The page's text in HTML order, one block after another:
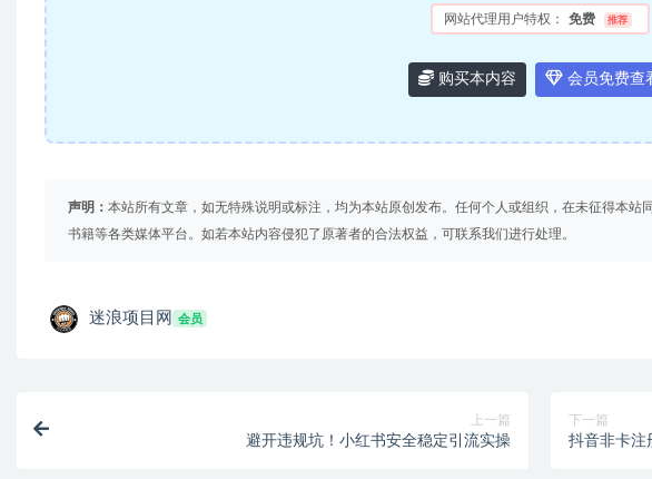
网站代理用户特权： 免费 推荐
购买本内容 会员免费查
声明： 本站所有文章，如无特殊说明或标注，均为本站原创发布。任何个人或组织，在未征得本站
书籍等各类媒体平台。如若本站内容侵犯了原著者的合法权益，可联系我们进行处理。
迷浪项目网 会员
上一篇
避开违规坑！小红书安全稳定引流实操
下一篇
抖音非卡注